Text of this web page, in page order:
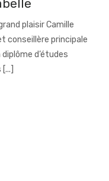
plaisir Camille
conseillère principale
d’études